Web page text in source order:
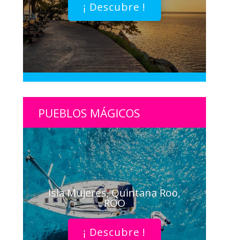
¡ Descubre !
PUEBLOS MÁGICOS
Isla Mujeres, Quintana Roo,
ROO
¡ Descubre !